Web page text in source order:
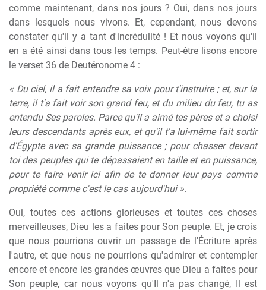
comme maintenant, dans nos jours ? Oui, dans nos jours
dans lesquels nous vivons. Et, cependant, nous devons
constater qu'il y a tant d'incrédulité ! Et nous voyons qu'il
en a été ainsi dans tous les temps. Peut-être lisons encore
le verset 36 de Deutéronome 4 :
« Du ciel, il a fait entendre sa voix pour t'instruire ; et, sur la
terre, il t'a fait voir son grand feu, et du milieu du feu, tu as
entendu Ses paroles. Parce qu'il a aimé tes pères et a choisi
leurs descendants après eux, et qu'il t'a lui-même fait sortir
d'Égypte avec sa grande puissance ; pour chasser devant
toi des peuples qui te dépassaient en taille et en puissance,
pour te faire venir ici afin de te donner leur pays comme
propriété comme c'est le cas aujourd'hui ».
Oui, toutes ces actions glorieuses et toutes ces choses
merveilleuses, Dieu les a faites pour Son peuple. Et, je crois
que nous pourrions ouvrir un passage de l'Écriture après
l'autre, et que nous ne pourrions qu'admirer et contempler
encore et encore les grandes œuvres que Dieu a faites pour
Son peuple, car nous voyons qu'Il n'a pas changé, Il est